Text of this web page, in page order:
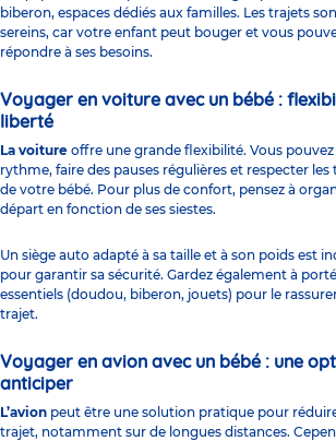
biberon, espaces dédiés aux familles. Les trajets
sereins, car votre enfant peut bouger et vous
répondre à ses besoins.
Voyager en voiture avec un bébé :
liberté
La voiture offre une grande flexibilité. Vous
rythme, faire des pauses régulières et respecter les
de votre bébé. Pour plus de confort, pensez à
départ en fonction de ses siestes.
Un siège auto adapté à sa taille et à son poids est
pour garantir sa sécurité. Gardez également à
essentiels (doudou, biberon, jouets) pour le
trajet.
Voyager en avion avec un bébé : une
anticiper
L’avion peut être une solution pratique pour
trajet, notamment sur de longues distances.